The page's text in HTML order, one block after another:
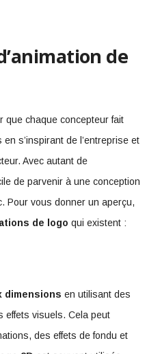
de
que chaque concepteur fait
s’inspirant de l’entreprise et
Avec autant de
de parvenir à une conception
Pour vous donner un aperçu,
de logo qui existent :
dimensions en utilisant des
effets visuels. Cela peut
des effets de fondu et